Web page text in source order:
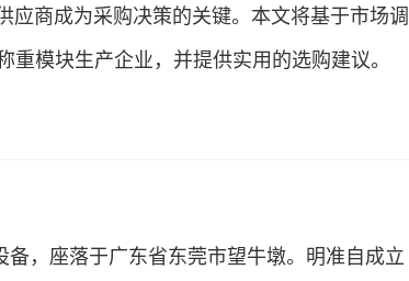
应商成为采购决策的关键。本文将基于市场调
模块生产企业，并提供实用的选购建议。
，座落于广东省东莞市望牛墩。明准自成立